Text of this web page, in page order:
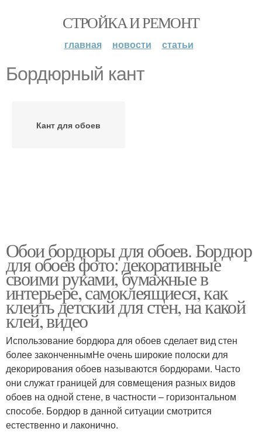
СТРОЙКА И РЕМОНТ
главная новости статьи
Бордюрный кант
Кант для обоев
Обои бордюры для обоев. Бордюр
для обоев фото: декоративные
своими руками, бумажные в
интерьере, самоклеящиеся, как
клеить детский для стен, на какой
клей, видео
Использование бордюра для обоев сделает вид стен
более законченнымНе очень широкие полоски для
декорирования обоев называются бордюрами. Часто
они служат границей для совмещения разных видов
обоев на одной стене, в частности – горизонтальном
способе. Бордюр в данной ситуации смотрится
естественно и лаконично.